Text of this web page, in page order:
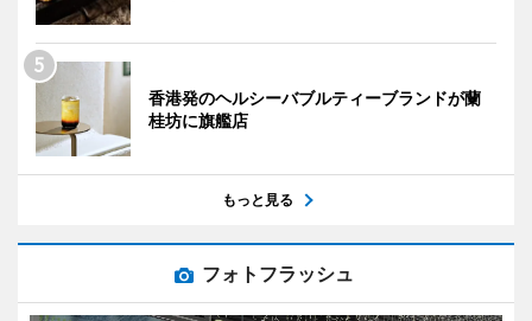
香港発のヘルシーバブルティーブランドが蘭
桂坊に旗艦店
もっと見る
フォトフラッシュ